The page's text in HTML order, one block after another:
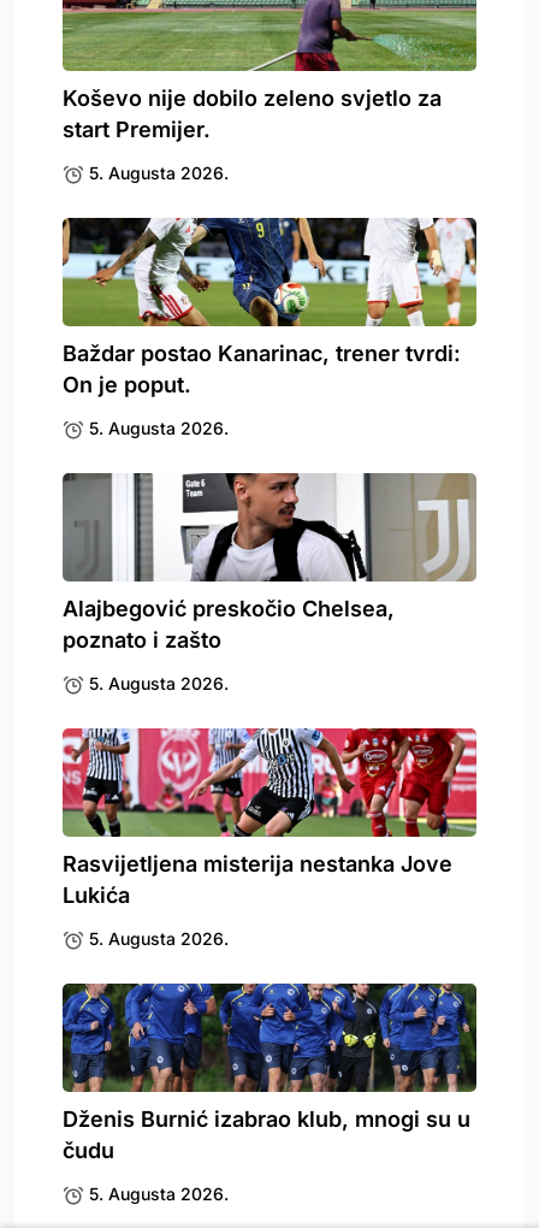
Koševo nije dobilo zeleno svjetlo za
start Premijer.
5. Augusta 2026.
Baždar postao Kanarinac, trener tvrdi:
On je poput.
5. Augusta 2026.
Alajbegović preskočio Chelsea,
poznato i zašto
5. Augusta 2026.
Rasvijetljena misterija nestanka Jove
Lukića
5. Augusta 2026.
Dženis Burnić izabrao klub, mnogi su u
čudu
5. Augusta 2026.